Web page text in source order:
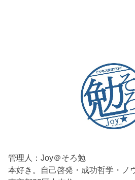
管理人：Joy＠そろ勉
本好き。自己啓発・成功哲学・ノ